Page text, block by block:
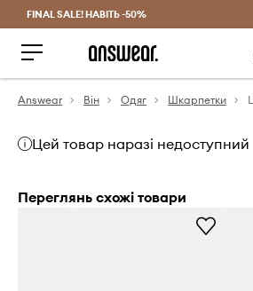
Заощаджуй з Answear Club
FINAL SALE! НАВІТЬ -50%
Answear Він Одяг Шкарпетки
Цей товар наразі недоступний
Переглянь схожі товари